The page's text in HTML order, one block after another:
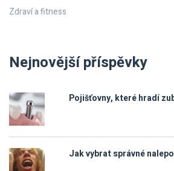
Zdraví a fitness
Nejnovější příspěvky
Pojišťovny, které hradí
Jak vybrat správné